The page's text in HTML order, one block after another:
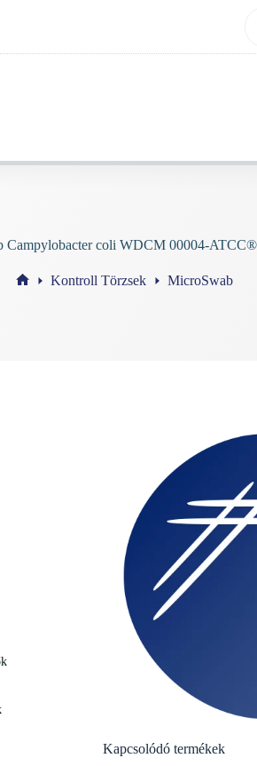
Campylobacter coli WDCM 00004-
Kontroll Törzsek MicroSwab
Kapcsolódó termékek